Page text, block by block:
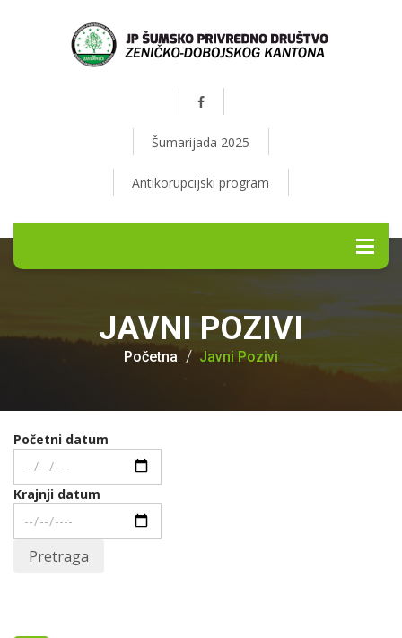
Šumarijada 2025
Antikorupcijski program
JAVNI POZIVI
Početna Javni Pozivi
Početni datum
Krajnji datum
Pretraga